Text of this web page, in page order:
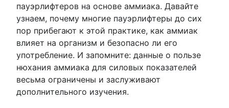
пауэрлифтеров на основе аммиака. Давайте
узнаем, почему многие пауэрлифтеры до сих
пор прибегают к этой практике, как аммиак
влияет на организм и безопасно ли его
употребление. И запомните: данные о пользе
нюхания аммиака для силовых показателей
весьма ограничены и заслуживают
дополнительного изучения.